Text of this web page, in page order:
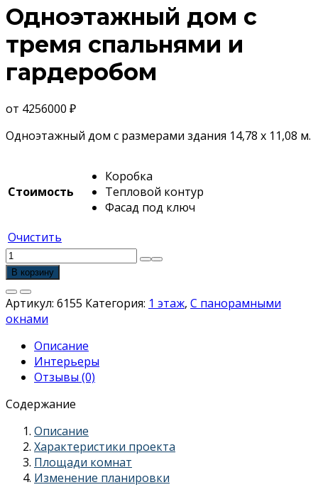
Одноэтажный дом с
тремя спальнями и
гардеробом
от 4256000 ₽
Одноэтажный дом с размерами здания 14,78 х 11,08 м.
Стоимость
Коробка
Тепловой контур
Фасад под ключ
Очистить
Количество
товара
дом
с
спальнями
гардеробом
В корзину
Артикул: 6155 Категория: 1 этаж, С панорамными
окнами
Описание
Интерьеры
Отзывы (0)
Содержание
Описание
Характеристики проекта
Площади комнат
Изменение планировки